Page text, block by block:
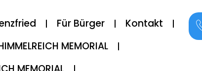
Für Bürger
Kontakt
MEMORIAL